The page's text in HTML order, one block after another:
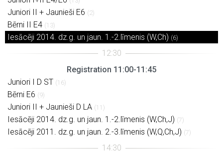
Juniori II + Jaunieši E6 (2)
Bērni II E4 (13)
Iesācēji 2014. dz.g. un jaun. 1.-2.līmenis (W,Ch) (6)
Registration 11:00-11:45
Juniori I D ST (16)
Bērni E6 (9)
Juniori II + Jaunieši D LA (11)
Iesācēji 2014. dz.g. un jaun. 1.-2.līmenis (W,Ch,J) (7)
Iesācēji 2011. dz.g. un jaun. 2.-3.līmenis (W,Q,Ch,J) (7)